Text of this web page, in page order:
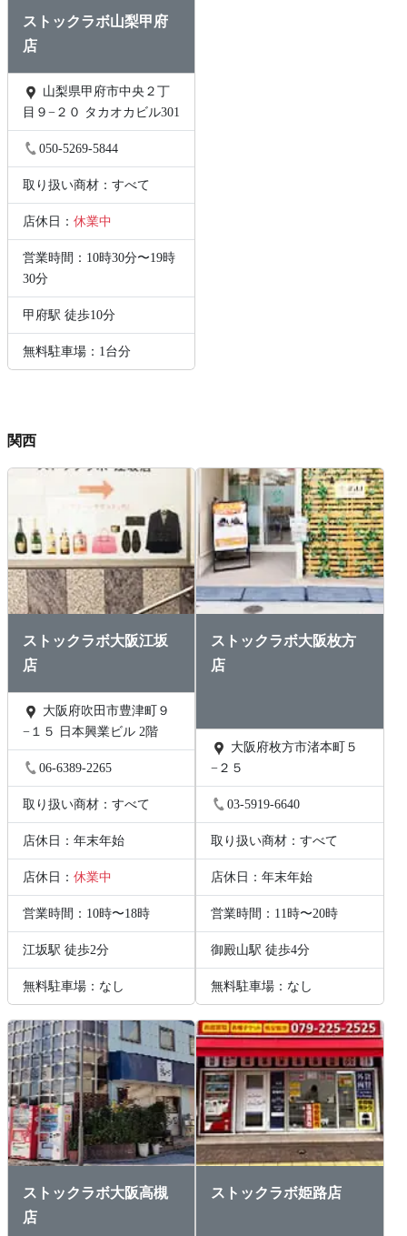
ストックラボ山梨甲府
店
目９−２０ タカオカビル301
050-5269-5844
取り扱い商材：すべて
店休日： 休業中
営業時間：10時30分〜19時
30分
甲府駅 徒歩10分
無料駐車場：1台分
関西
ストックラボ大阪江坂
店
−１５ 日本興業ビル 2階
06-6389-2265
取り扱い商材：すべて
店休日：年末年始
店休日： 休業中
営業時間：10時〜18時
江坂駅 徒歩2分
無料駐車場：なし
ストックラボ大阪枚方
店
−２５
03-5919-6640
取り扱い商材：すべて
店休日：年末年始
営業時間：11時〜20時
御殿山駅 徒歩4分
無料駐車場：なし
ストックラボ大阪高槻
店
ストックラボ姫路店